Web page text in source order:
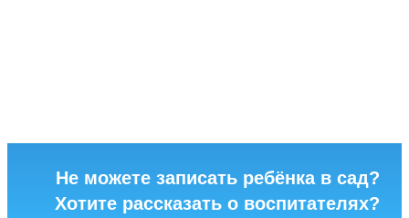
Не можете записать ребёнка в сад?
Хотите рассказать о воспитателях?